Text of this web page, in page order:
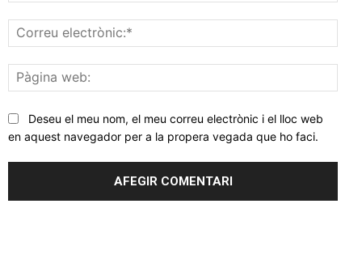
web:
Deseu el meu nom, el meu correu electrònic i el lloc web
en aquest navegador per a la propera vegada que ho faci.